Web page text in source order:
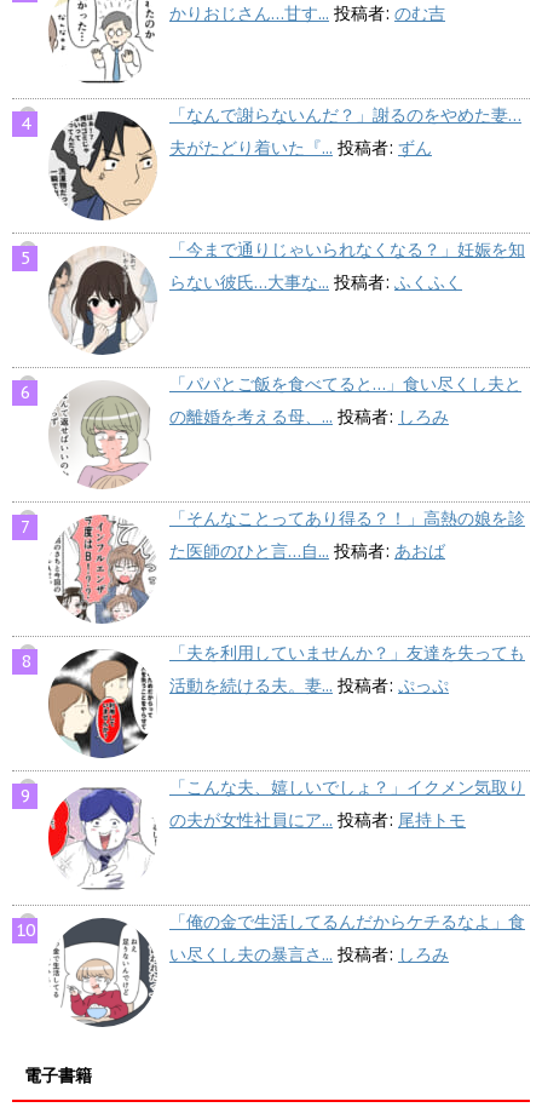
かりおじさん…甘す... 投稿者: のむ吉
「なんで謝らないんだ？」謝るのをやめた妻…
夫がたどり着いた『... 投稿者: ずん
「今まで通りじゃいられなくなる？」妊娠を知
らない彼氏…大事な... 投稿者: ふくふく
「パパとご飯を食べてると…」食い尽くし夫と
の離婚を考える母、... 投稿者: しろみ
「そんなことってあり得る？！」高熱の娘を診
た医師のひと言…自... 投稿者: あおば
「夫を利用していませんか？」友達を失っても
活動を続ける夫。妻... 投稿者: ぷっぷ
「こんな夫、嬉しいでしょ？」イクメン気取り
の夫が女性社員にア... 投稿者: 尾持トモ
「俺の金で生活してるんだからケチるなよ」食
い尽くし夫の暴言さ... 投稿者: しろみ
電子書籍